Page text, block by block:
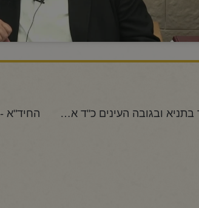
החיד"א -שיעור בתניא ובגובה העינים כ"ד אייר תשפ"ה